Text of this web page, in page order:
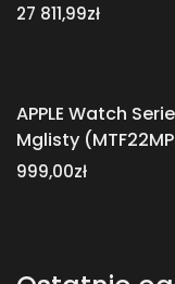
27 811,99zł
APPLE Watch
Mglisty
999,00zł